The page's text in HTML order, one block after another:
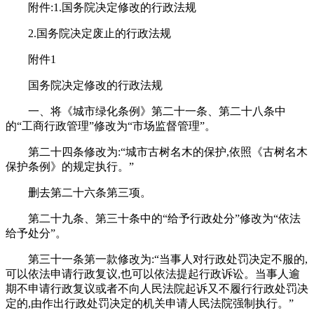
附件:1.国务院决定修改的行政法规
2.国务院决定废止的行政法规
附件1
国务院决定修改的行政法规
一、将《城市绿化条例》第二十一条、第二十八条中
的“工商行政管理”修改为“市场监督管理”。
第二十四条修改为:“城市古树名木的保护,依照《古树名木
保护条例》的规定执行。”
删去第二十六条第三项。
第二十九条、第三十条中的“给予行政处分”修改为“依法
给予处分”。
第三十一条第一款修改为:“当事人对行政处罚决定不服的,
可以依法申请行政复议,也可以依法提起行政诉讼。当事人逾
期不申请行政复议或者不向人民法院起诉又不履行行政处罚决
定的,由作出行政处罚决定的机关申请人民法院强制执行。”